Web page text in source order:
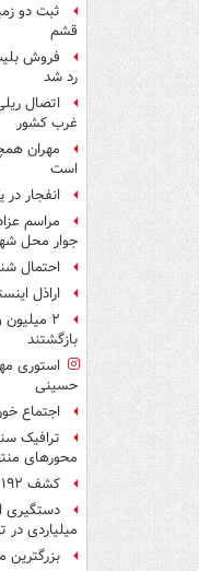
ثبت دو
قشم
رد شد
اتصال
غرب کشور
مهران
است
انفجار
مراسم
جوار محل
احتمال
اراذل
بازگشتند
استوری
حسینی
اجتماع
ترافیک
محورهای
کشف ۱۹۲ تن برنج احتکارشده در بندرعباس
میلیاردی در
بزرگترین